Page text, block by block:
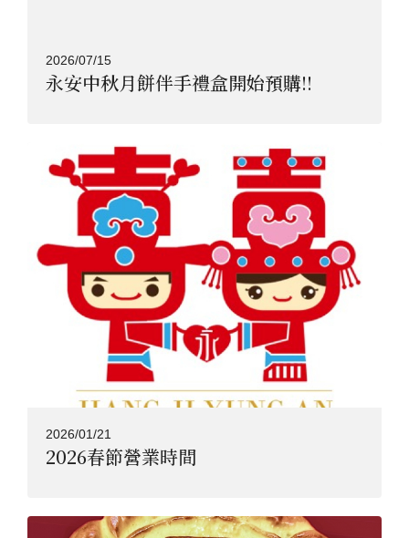
2026/07/15
永安中秋月餅伴手禮盒開始預購!!
2026/01/21
2026春節營業時間